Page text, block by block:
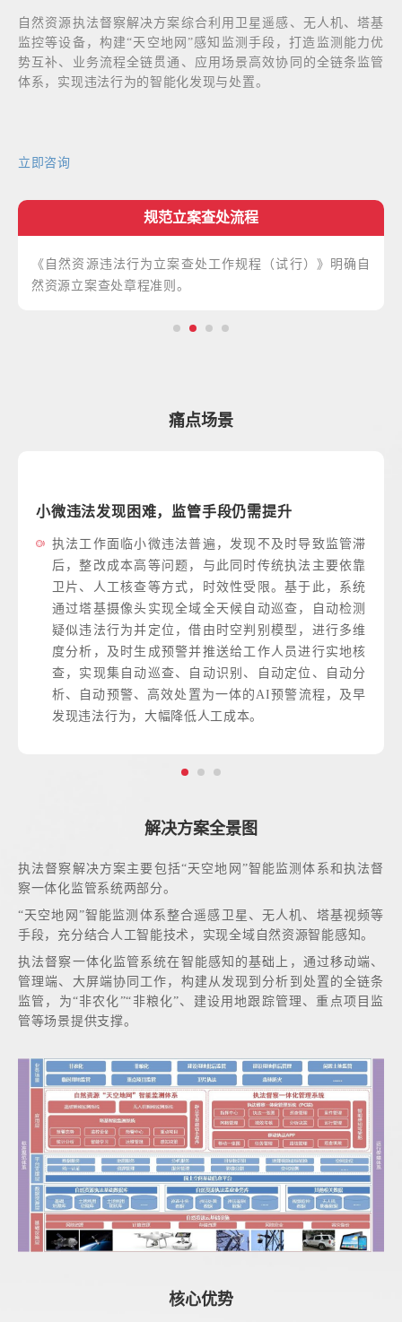
自然资源执法督察解决方案综合利用卫星遥感、无人机、塔基
监控等设备，构建“天空地网”感知监测手段，打造监测能力优
势互补、业务流程全链贯通、应用场景高效协同的全链条监管
体系，实现违法行为的智能化发现与处置。
立即咨询
规范立案查处流程
《自然资源违法行为立案查处工作规程（试行）》明确自
然资源立案查处章程准则。
痛点场景
仍需提升
发现不及时导致监管滞
同时传统执法主要依靠
性受限。基于此，系统
候自动巡查，自动检测
空判别模型，进行多维
给工作人员进行实地核
别、自动定位、自动分
的AI预警流程，及早
违法处置工作量大，智能化程
自然资源违法行为的发现、核
人工处理，工作任务繁重，工
平亟需提高。基于此，系统
索，打通执法关联业务系统，
获取与智能分析，辅助进行合
源法规库，可根据违法主体、
智能匹配相应条款，简化工作
构建“查违有据、定违有度”的
解决方案全景图
执法督察解决方案主要包括“天空地网”智能监测体系和执法督
察一体化监管系统两部分。
“天空地网”智能监测体系整合遥感卫星、无人机、塔基视频等
手段，充分结合人工智能技术，实现全域自然资源智能感知。
执法督察一体化监管系统在智能感知的基础上，通过移动端、
管理端、大屏端协同工作，构建从发现到分析到处置的全链条
监管，为“非农化”“非粮化”、建设用地跟踪管理、重点项目监
管等场景提供支撑。
核心优势